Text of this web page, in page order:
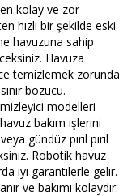
kolay ve zor
hızlı bir şekilde eski
havuzuna sahip
Havuza
temizlemek zorunda
bozucu.
modelleri
bakım işlerini
gündüz pırıl pırıl
Robotik havuz
iyi garantilerle gelir.
ve bakımı kolaydır.